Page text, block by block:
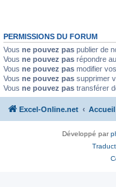
PERMISSIONS DU FORUM
Vous ne pouvez pas publier de
Vous ne pouvez pas répondre
Vous ne pouvez pas modifier
Vous ne pouvez pas supprimer
Vous ne pouvez pas transférer
Excel-Online.net
Développé par